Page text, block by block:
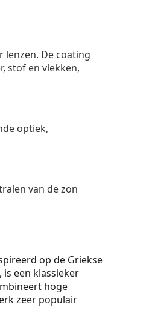
lenzen. De coating
stof en vlekken,
optiek,
van de zon
op de Griekse
een klassieker
hoge
zeer populair